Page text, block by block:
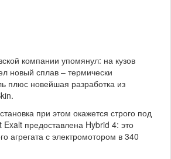
компании упомянул: на кузов
новый сплав – термически
плюс новейшая разработка из
при этом окажется строго под
предоставлена Hybrid 4: это
агрегата с электромотором в 340